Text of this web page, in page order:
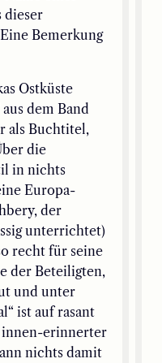
dieser
Bemerkung
Ostküste
dem Band
als Buchtitel,
die
in nichts
Europa-
der
unterrichtet)
recht für seine
der Beteiligten,
und unter
ist auf rasant
innen-erinnerter
nichts damit